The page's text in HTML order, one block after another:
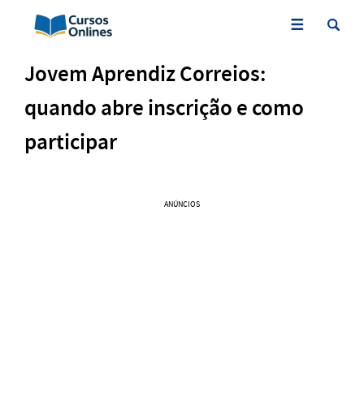
Jovem Aprendiz Correios:
quando abre inscrição e como
participar
ANÚNCIOS